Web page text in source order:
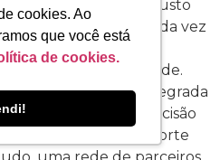
cookies. Ao
que você está
de cookies.
mais críticas e o custo
física própria está cada vez
a escolha mais
de uma comunidade.
como a Saúde Integrada
financeira; é uma decisão
emocional, suporte
uma rede de parceiros